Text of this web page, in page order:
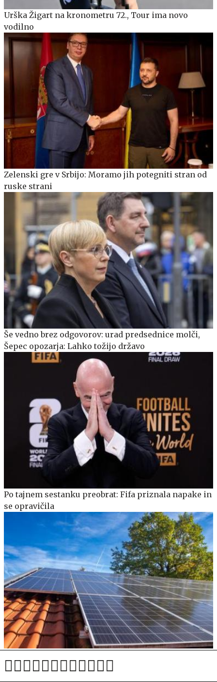
Urška Žigart na kronometru 72., Tour ima novo
vodilno
Zelenski gre v Srbijo: Moramo jih potegniti stran od
ruske strani
Še vedno brez odgovorov: urad predsednice molči,
Šepec opozarja: Lahko tožijo državo
Po tajnem sestanku preobrat: Fifa priznala napake in
se opravičila